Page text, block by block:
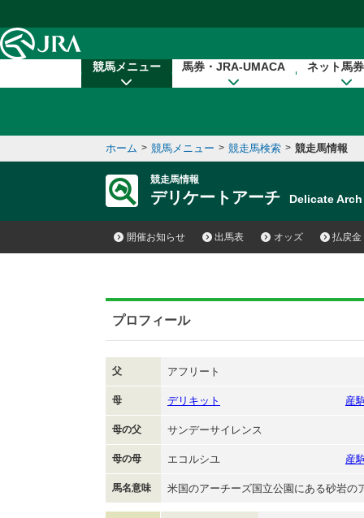
競馬メニュー 馬券・JRA-UMACA ネット馬
ホーム > 競馬メニュー > 競走馬検索 > 競走馬情報
競走馬情報
デリケートアーチ Delicate Arch
開催お知らせ 出馬表 オッズ 払戻金
プロフィール
父 アフリート
母 デリキット 産
母の父 サンデーサイレンス
母の母 エコルシユ 産
馬名意味 米国のアーチーズ国立公園にある砂岩の